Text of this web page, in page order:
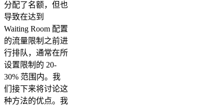
分配了名额，但也
导致在达到
Waiting Room 配置
的流量限制之前进
行排队，通常在所
设置限制的 20-
30% 范围内。我
们接下来将讨论这
种方法的优点。我